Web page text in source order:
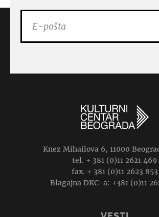
Knez Mihailova 6, 11000
tel. + 381 (0)11 2621 469
fax. + 381 (0)11 2623 853
Blagajna DKC-a: +381 (0)11